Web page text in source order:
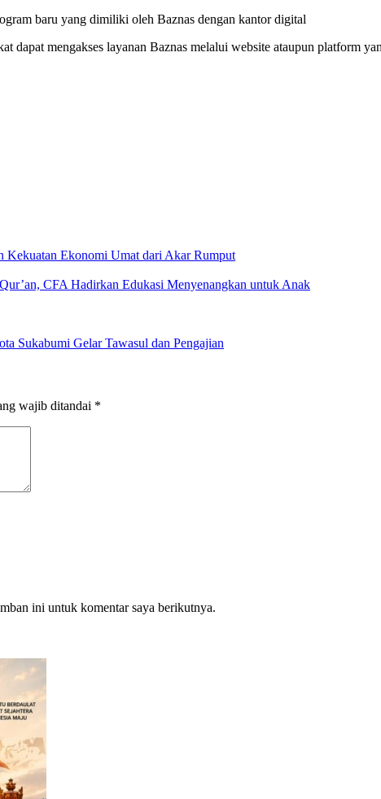
baru yang dimiliki oleh Baznas dengan kantor digital
dapat mengakses layanan Baznas melalui website ataupun platform
Kekuatan Ekonomi Umat dari Akar Rumput
CFA Hadirkan Edukasi Menyenangkan untuk Anak
Sukabumi Gelar Tawasul dan Pengajian
wajib ditandai *
ini untuk komentar saya berikutnya.